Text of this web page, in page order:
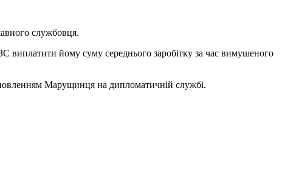
службовця.
виплатити йому суму середнього заробітку за час вимушеного
Марущинця на дипломатичній службі.